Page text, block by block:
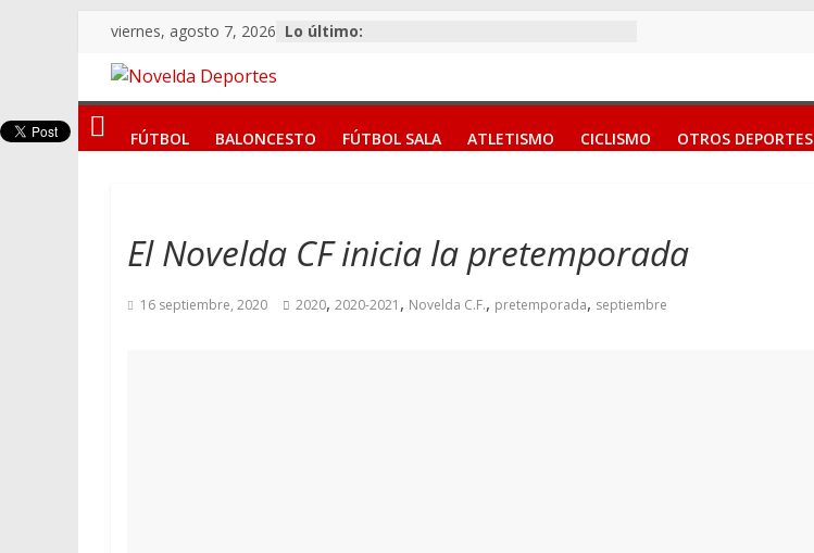
Saltar
contenido
viernes, agosto 7, 2026 Lo último:
Novelda
Deportes
nuestro
FÚTBOL BALONCESTO FÚTBOL SALA ATLETISMO CICLISMO OTROS DEPORTES
El Novelda CF inicia la pretemporada
16 septiembre, 2020 2020, 2020-2021 , Novelda C.F., pretemporada, septiembre